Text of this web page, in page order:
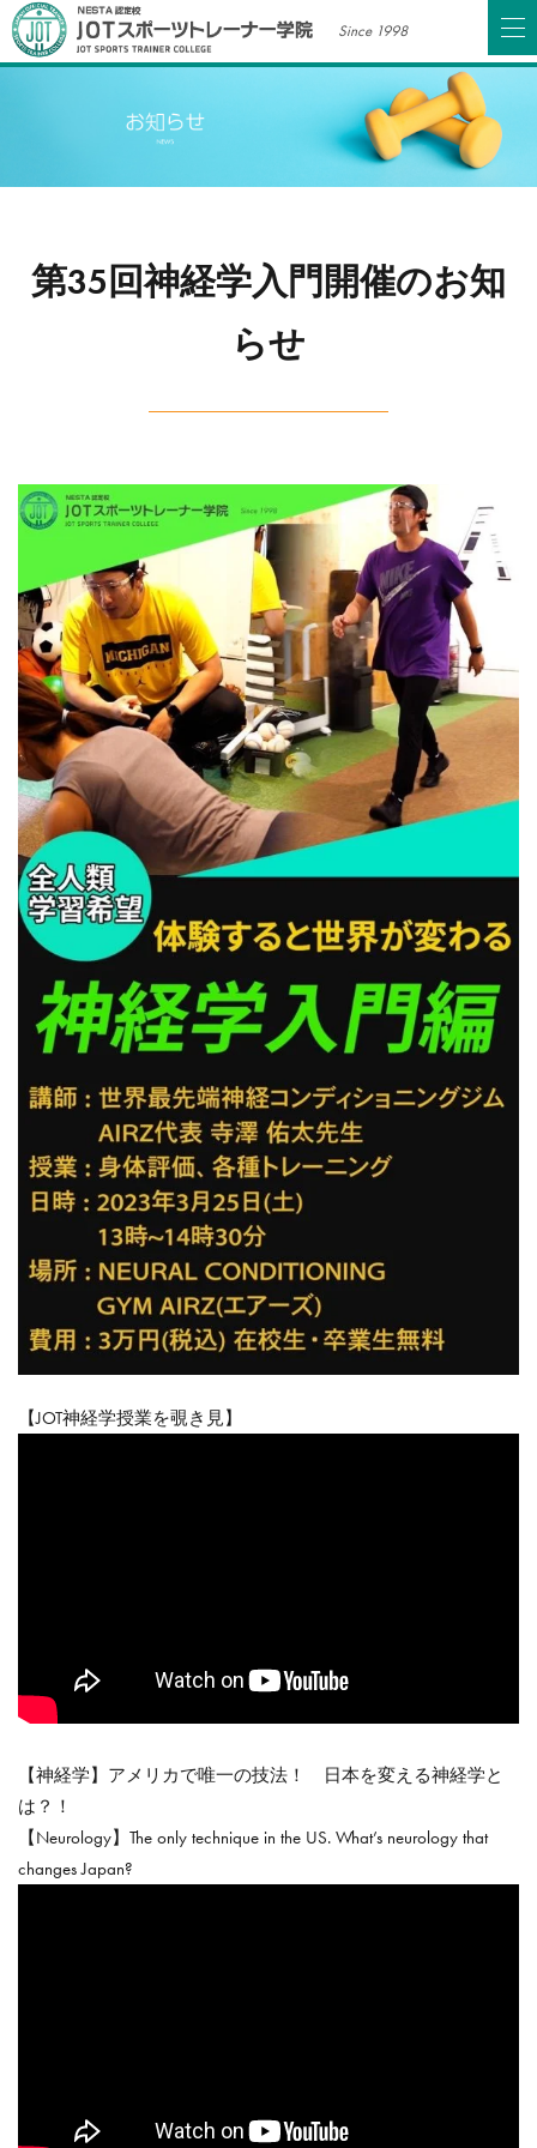
Since 1998
第35回神経学入門開催のお知
らせ
【JOT神経学授業を覗き見】
【神経学】アメリカで唯一の技法！ 日本を変える神経学と
は？！
【Neurology】The only technique in the US. What’s neurology that
changes Japan?